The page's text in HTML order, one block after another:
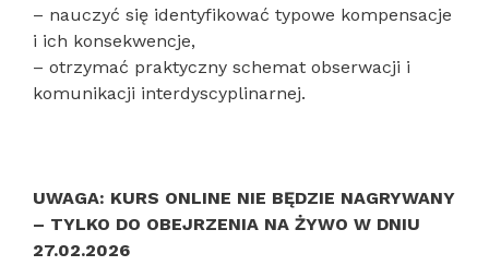
– nauczyć się identyfikować typowe kompensacje
i ich konsekwencje,
– otrzymać praktyczny schemat obserwacji i
komunikacji interdyscyplinarnej.
UWAGA: KURS ONLINE NIE BĘDZIE NAGRYWANY
– TYLKO DO OBEJRZENIA NA ŻYWO W DNIU
27.02.2026